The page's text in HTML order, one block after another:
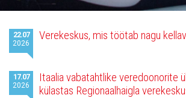
Viimased
uudised
22.07
2026
Verekeskus, mis töötab nagu
17.07
2026
Itaalia vabatahtlike veredoonorite
külastas Regionaalhaigla